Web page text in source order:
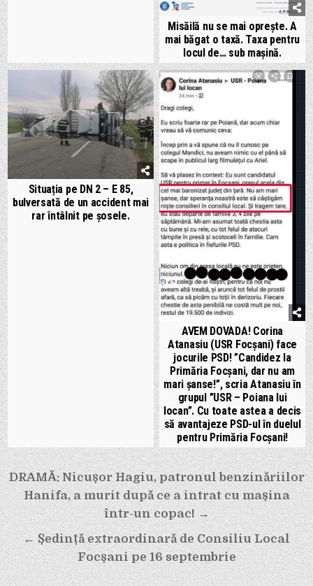
Misăilă nu se mai oprește. A
mai băgat o taxă. Taxa pentru
locul de… sub mașină.
Situația pe DN 2 – E 85,
bulversată de un accident mai
rar întâlnit pe șosele.
AVEM DOVADA! Corina
Atanasiu (USR Focșani) face
jocurile PSD! ”Candidez la
Primăria Focșani, dar nu am
mari șanse!”, scria Atanasiu în
grupul ”USR – Poiana lui
Iocan”. Cu toate astea a decis
să avantajeze PSD-ul în duelul
pentru Primăria Focșani!
Navigare
în
articole
DRAMĂ: Nicușor Hagiu, patronul benzinăriilor
Hanifa, a murit după ce a intrat cu mașina
într-un copac! →
← Ședință extraordinară de Consiliu Local
Focșani pe 16 septembrie